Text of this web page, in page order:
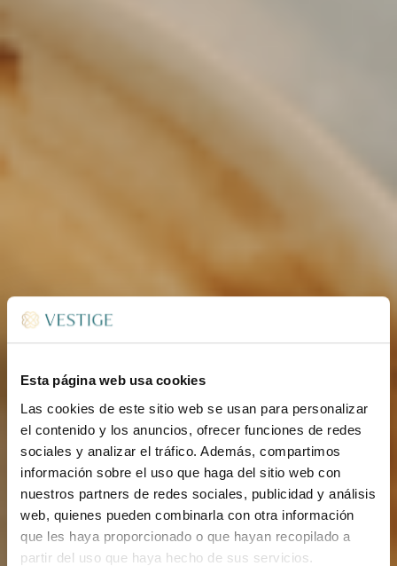
Esta página web usa cookies
Las cookies de este sitio web se usan para personalizar
el contenido y los anuncios, ofrecer funciones de redes
sociales y analizar el tráfico. Además, compartimos
información sobre el uso que haga del sitio web con
nuestros partners de redes sociales, publicidad y análisis
web, quienes pueden combinarla con otra información
que les haya proporcionado o que hayan recopilado a
partir del uso que haya hecho de sus servicios.